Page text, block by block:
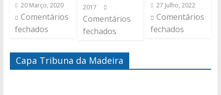
20 Março, 2020
Comentários
fechados
2017
Comentários
fechados
27 Julho, 2022
Comentários
fechados
Capa Tribuna da Madeira